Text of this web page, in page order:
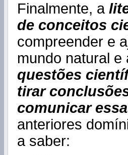
Finalmente, a
de conceitos
compreender e
mundo natural e
questões
tirar
comunicar
anteriores
a saber: